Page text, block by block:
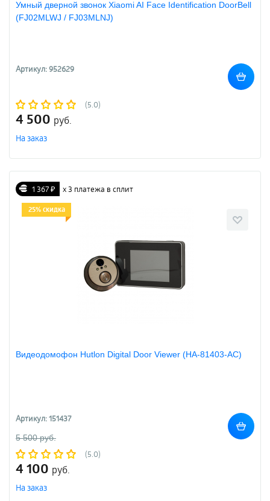
Умный дверной звонок Xiaomi AI Face Identification DoorBell
(FJ02MLWJ / FJ03MLNJ)
Артикул: 952629
(5.0)
4 500 руб.
На заказ
1 367 ₽ х 3 платежа в сплит
25% скидка
Видеодомофон Hutlon Digital Door Viewer (HA-81403-AC)
Артикул: 151437
5 500 руб.
(5.0)
4 100 руб.
На заказ